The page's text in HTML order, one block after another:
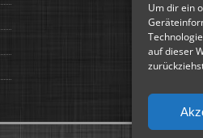
Um dir ein
auf dieser